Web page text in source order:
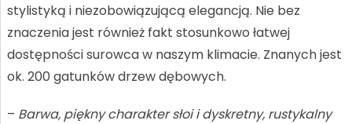
stylistyką i niezobowiązującą elegancją. Nie bez
znaczenia jest również fakt stosunkowo łatwej
dostępności surowca w naszym klimacie. Znanych jest
ok. 200 gatunków drzew dębowych.
– Barwa, piękny charakter słoi i dyskretny, rustykalny